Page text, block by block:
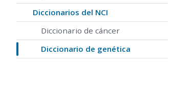
Diccionarios del NCI
Diccionario de cáncer
Diccionario de genética